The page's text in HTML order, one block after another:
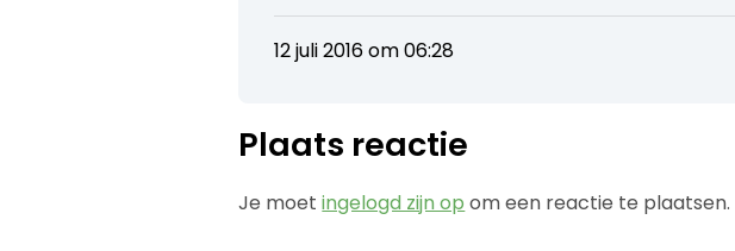
12 juli 2016 om 06:28
Plaats reactie
Je moetingelogd zijn op om een reactie te plaatsen.